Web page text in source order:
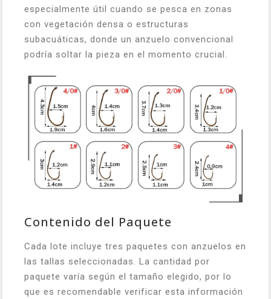
especialmente útil cuando se pesca en zonas
con vegetación densa o estructuras
subacuáticas, donde un anzuelo convencional
podría soltar la pieza en el momento crucial.
Contenido del Paquete
Cada lote incluye tres paquetes con anzuelos en
las tallas seleccionadas. La cantidad por
paquete varía según el tamaño elegido, por lo
que es recomendable verificar esta información